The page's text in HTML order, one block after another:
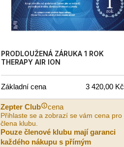
PRODLOUŽENÁ ZÁRUKA 1 ROK
THERAPY AIR ION
Základní cena 3 420,00 Kč
Zepter Club cena
Přihlaste se a zobrazí se vám cena pro
člena klubu.
Pouze členové klubu mají garanci
každého nákupu s přímým